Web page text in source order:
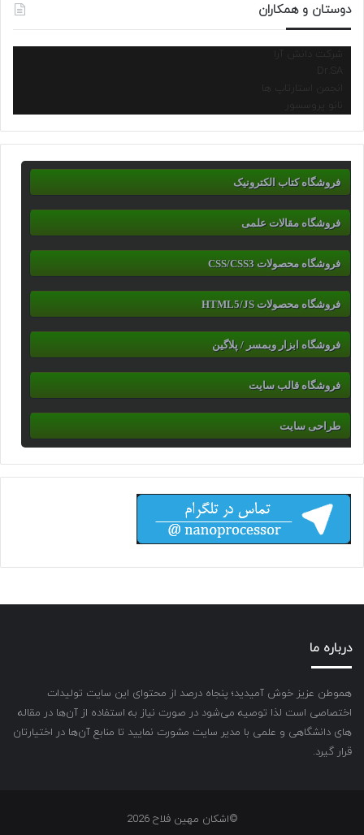
دوستان و همکاران
شرکت دانش آرا
انجمن استارتاپ ها
نانو پروسسور
فروشگاه کتاب الکترونیک
فروشگاه مقالات علمی
فروشگاه محصولات CSS/CSS3
فروشگاه محصولات HTML5/JS
فروشگاه ابزار وبمسر / پلاگین
فروشگاه قالب سایت
طراحی سایت
درباره ما
هموطن عزیز خوش آمیدید؛ پنجاه درصد از محتوای این سایت تولیدات
اختصاصی است لذا توصیه می‌شود در صورت نیاز به استفاده از آن‌ها در مقاله
های دانشگاهی و علمی با مدیر سایت مشورت نمایید تا منابع آن‌ها در اختیارتان
قرار گیرد.
©اشکان مهین فلاح 2026